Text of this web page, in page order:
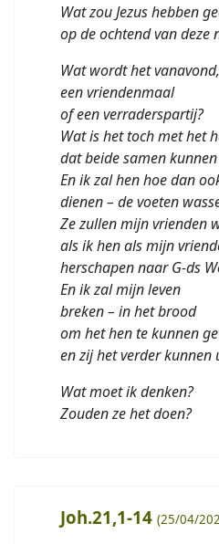
Wat zou Jezus hebben
op de ochtend van deze
Wat wordt het vanavond,
een vriendenmaal
of een verraderspartij?
Wat is het toch met het
dat beide samen
En ik zal hen hoe dan
dienen – de voeten
Ze zullen mijn vrienden
als ik hen als mijn
herschapen naar G-ds
En ik zal mijn leven
breken – in het brood
om het hen te kunnen
en zij het verder kunnen
Wat moet ik denken?
Zouden ze het doen?
Joh.21,1-14 (25/04/